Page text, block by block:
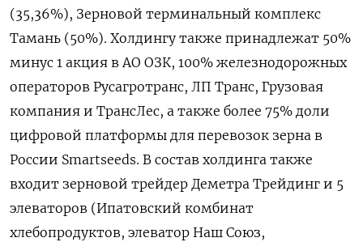
(35,36%), Зерновой терминальный комплекс
Тамань (50%). Холдингу также принадлежат 50%
минус 1 акция в АО ОЗК, 100% железнодорожных
операторов Русагротранс, ЛП Транс, Грузовая
компания и ТрансЛес, а также более 75% доли
цифровой платформы для перевозок зерна в
России Smartseeds. В состав холдинга также
входит зерновой трейдер Деметра Трейдинг и 5
элеваторов (Ипатовский комбинат
хлебопродуктов, элеватор Наш Союз,